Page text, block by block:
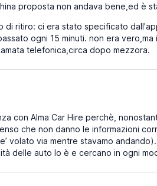
proposta non andava bene,ed è
di ritiro: ci era stato specificato
ogni 15 minuti. non era vero,ma
telefonica,circa dopo mezzora.
con Alma Car Hire perchè,
che non danno le informazioni
volato via mentre stavamo
delle auto lo è e cercano in ogni